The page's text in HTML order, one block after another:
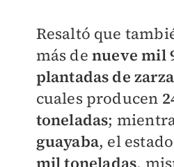
Resaltó que
más de nueve mil
plantadas de
cuales producen
toneladas;
guayaba, el